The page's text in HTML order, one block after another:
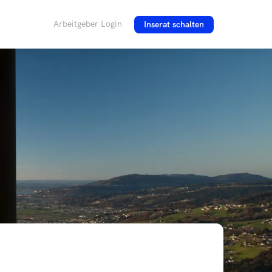
Arbeitgeber Login Inserat schalten